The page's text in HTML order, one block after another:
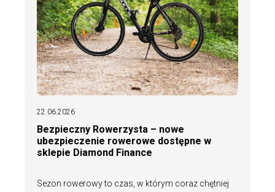
22.06.2026
Bezpieczny Rowerzysta – nowe
ubezpieczenie rowerowe dostępne w
sklepie Diamond Finance
Sezon rowerowy to czas, w którym coraz chętniej